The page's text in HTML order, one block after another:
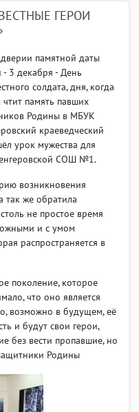
ГЕРОИ
памятной даты
- 3 декабря - День
солдата, дня, когда
чтит память павших
Родины в МБУК
краеведческий
урок мужества для
СОШ №1.
возникновения
так же обратила
не простое время
и с умом
распространяется в
поколение, которое
что оно является
возможно в будущем, её
и будут свои герои,
без вести пропавшие, но
Родины